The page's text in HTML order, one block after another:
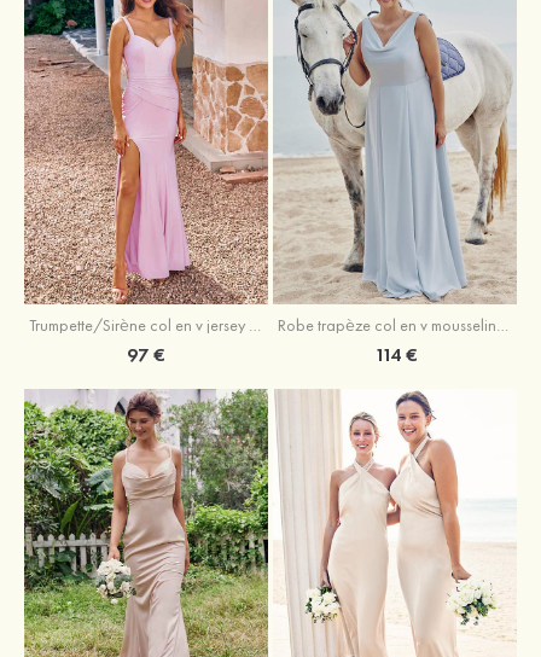
Trumpette/Sirène col en v jersey ras du sol robe de demoiselle d'honneur
97 €
Robe trapèze col en v mousseline ras du sol robe de demoiselle d'honneur
114 €